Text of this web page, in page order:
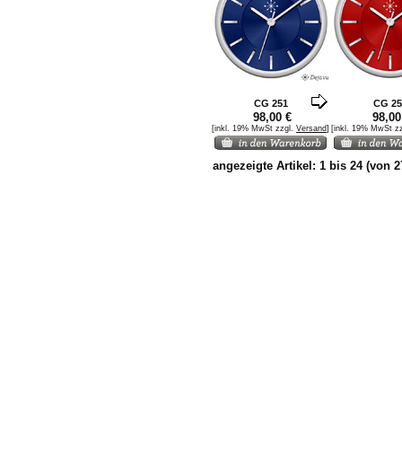
CG 251 CG
98,00 €
[inkl. 19% MwSt zzgl. Versand] [inkl. 19% MwSt
angezeigte Artikel: 1 bis 24(von